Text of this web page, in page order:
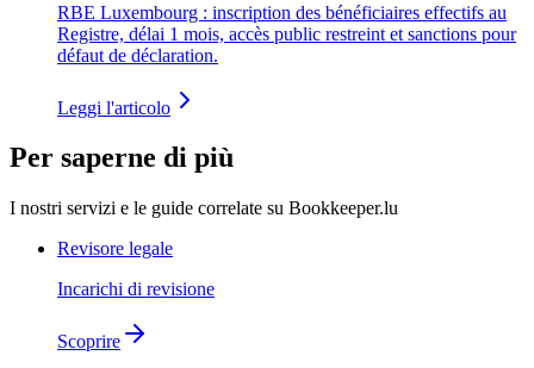
RBE Luxembourg : inscription des bénéficiaires effectifs au
Registre, délai 1 mois, accès public restreint et sanctions pour
défaut de déclaration.
Leggi l'articolo
Per saperne di più
I nostri servizi e le guide correlate su Bookkeeper.lu
Revisore legale
Incarichi di revisione
Scoprire